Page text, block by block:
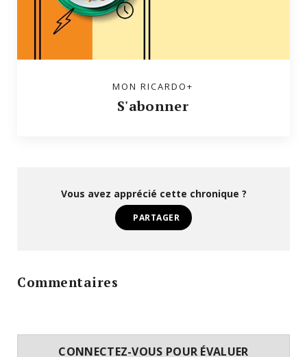
MON RICARDO+
S'abonner
Vous avez apprécié cette chronique ?
PARTAGER
Commentaires
CONNECTEZ-VOUS POUR ÉVALUER